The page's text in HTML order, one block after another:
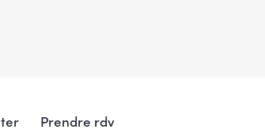
Prendre rdv